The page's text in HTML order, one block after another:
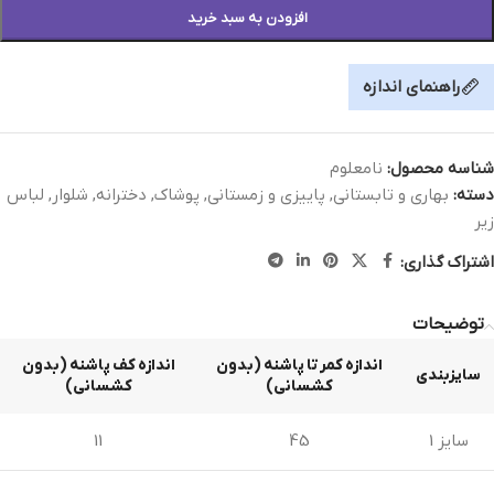
افزودن به سبد خرید
راهنمای اندازه
شناسه محصول: نامعلوم
دسته: بهاری و تابستانی, پاییزی و زمستانی, پوشاک, دخترانه, شلوار , لباس
زیر
اشتراک گذاری:
توضیحات
سایزبندی
اندازه کمر تا پاشنه (بدون
کشسانی)
اندازه کف پاشنه (بدون
کشسانی)
سایز 1 45
11